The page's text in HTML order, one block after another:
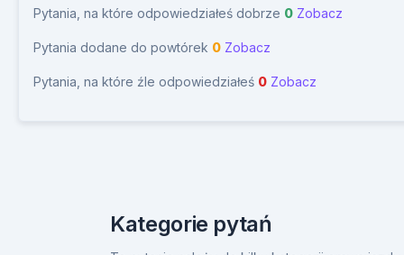
Pytania, na które odpowiedziałeś dobrze 0 Zobacz
Pytania dodane do powtórek 0 Zobacz
Pytania, na które źle odpowiedziałeś 0 Zobacz
Kategorie pytań